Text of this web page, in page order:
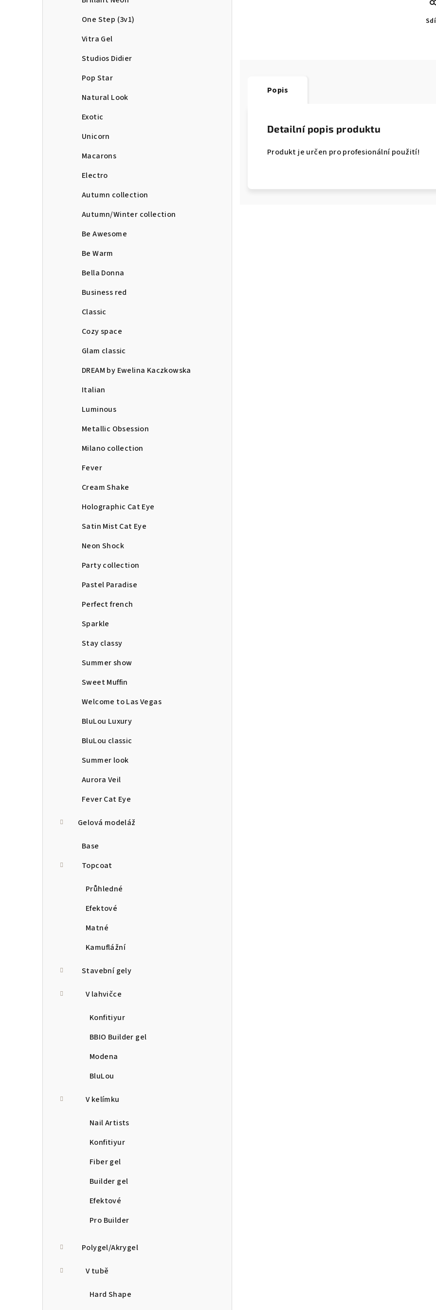
One Step (3v1)
Vitra Gel
Studios Didier
Pop Star
Natural Look
Exotic
Unicorn
Macarons
Electro
Autumn collection
Autumn/Winter collection
Be Awesome
Be Warm
Bella Donna
Business red
Classic
Cozy space
Glam classic
DREAM by Ewelina Kaczkowska
Italian
Luminous
Metallic Obsession
Milano collection
Fever
Cream Shake
Holographic Cat Eye
Satin Mist Cat Eye
Neon Shock
Party collection
Pastel Paradise
Perfect french
Sparkle
Stay classy
Summer show
Sweet Muffin
Welcome to Las Vegas
BluLou Luxury
BluLou classic
Summer look
Aurora Veil
Fever Cat Eye
Gelová modeláž
Base
Topcoat
Průhledné
Efektové
Matné
Kamuflážní
Stavební gely
V lahvičce
Konfitiyur
BBIO Builder gel
Modena
BluLou
V kelímku
Nail Artists
Konfitiyur
Fiber gel
Builder gel
Efektové
Pro Builder
Polygel/Akrygel
V tubě
Hard Shape
Popis
Detailní popis produktu
Produkt je určen pro profesionální použití!